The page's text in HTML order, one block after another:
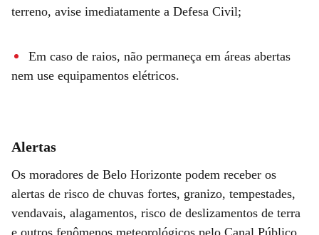
terreno, avise imediatamente a Defesa Civil;
Em caso de raios, não permaneça em áreas abertas
nem use equipamentos elétricos.
Alertas
Os moradores de Belo Horizonte podem receber os
alertas de risco de chuvas fortes, granizo, tempestades,
vendavais, alagamentos, risco de deslizamentos de terra
e outros fenômenos meteorológicos pelo Canal Público